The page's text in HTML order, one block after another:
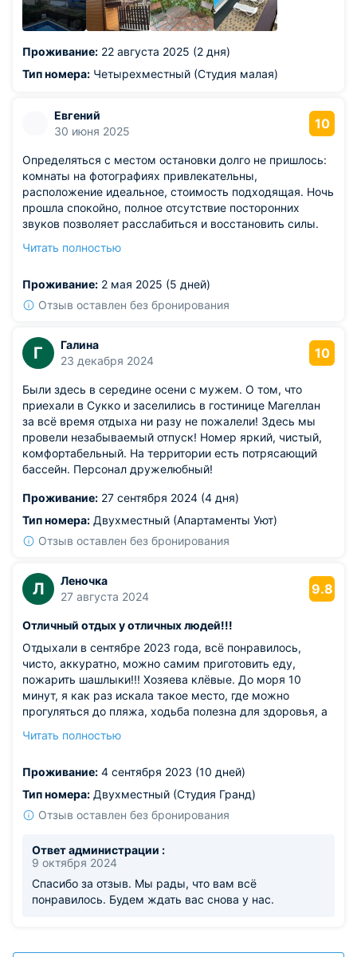
Проживание: 22 августа 2025 (2 дня)
Тип номера: Четырехместный (Студия малая)
Евгений
30 июня 2025
10
Определяться с местом остановки долго не пришлось:
комнаты на фотографиях привлекательны,
расположение идеальное, стоимость подходящая. Ночь
прошла спокойно, полное отсутствие посторонних
звуков позволяет расслабиться и восстановить силы.
домашнего тепла и заботы. Получил максимум
Читать полностью
Проживание: 2 мая 2025 (5 дней)
Отзыв оставлен без бронирования
Г
Галина
23 декабря 2024
10
Были здесь в середине осени с мужем. О том, что
приехали в Сукко и заселились в гостинице Магеллан
за всё время отдыха ни разу не пожалели! Здесь мы
провели незабываемый отпуск! Номер яркий, чистый,
комфортабельный. На территории есть потрясающий
бассейн. Персонал дружелюбный!
Проживание: 27 сентября 2024 (4 дня)
Тип номера: Двухместный (Апартаменты Уют)
Отзыв оставлен без бронирования
Л
Леночка
27 августа 2024
9.8
Отличный отдых у отличных людей!!!
Отдыхали в сентябре 2023 года, всё понравилось,
чисто, аккуратно, можно самим приготовить еду,
пожарить шашлыки!!! Хозяева клёвые. До моря 10
минут, я как раз искала такое место, где можно
прогуляться до пляжа, ходьба полезна для здоровья, а
вкусные и мяско и рыбку жаренную прихватить, да и
территории бассейн, когда штормило отдыхали там.
Поразила чистота в номерах, качественное постельное,
полотенце. В общем решили в этом году ехать туда,
забронировали, это того стоит!!! Хозяевам пожелаем
едем к вам в сентябре 2024!!! Море...море.
Из недостатков: ничего, всё понравилось
Читать полностью
Проживание: 4 сентября 2023 (10 дней)
Тип номера: Двухместный (Студия Гранд)
Отзыв оставлен без бронирования
Ответ администрации :
9 октября 2024
Спасибо за отзыв. Мы рады, что вам всё
понравилось. Будем ждать вас снова у нас.